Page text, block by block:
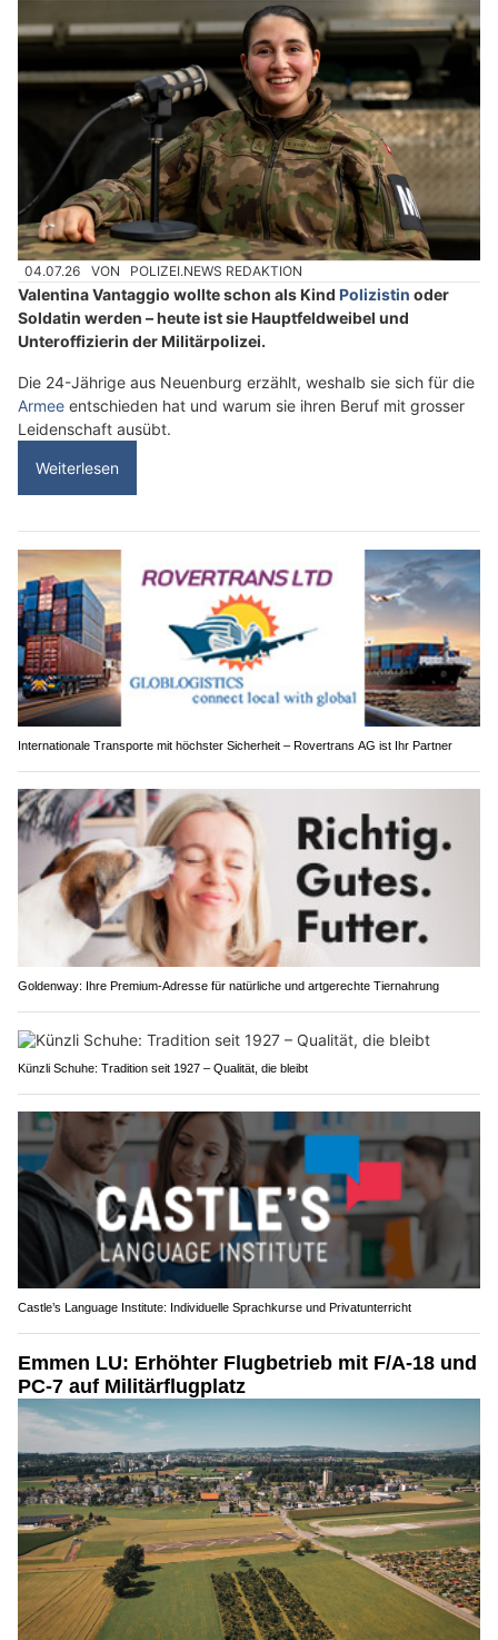
04.07.26 VON POLIZEI.NEWS REDAKTION
Valentina Vantaggio wollte schon als Kind Polizistin oder
Soldatin werden – heute ist sie Hauptfeldweibel und
Unteroffizierin der Militärpolizei.
Die 24-Jährige aus Neuenburg erzählt, weshalb sie sich für die
Armee entschieden hat und warum sie ihren Beruf mit grosser
Leidenschaft ausübt.
Weiterlesen
Internationale Transporte mit höchster Sicherheit – Rovertrans AG ist Ihr Partner
Goldenway: Ihre Premium-Adresse für natürliche und artgerechte Tiernahrung
Künzli Schuhe: Tradition seit 1927 – Qualität, die bleibt
Castle’s Language Institute: Individuelle Sprachkurse und Privatunterricht
Emmen LU: Erhöhter Flugbetrieb mit F/A-18 und
PC-7 auf Militärflugplatz